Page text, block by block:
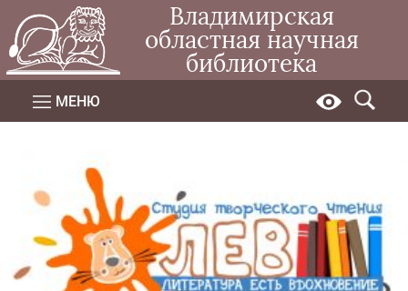
Владимирская
областная научная
библиотека
МЕНЮ